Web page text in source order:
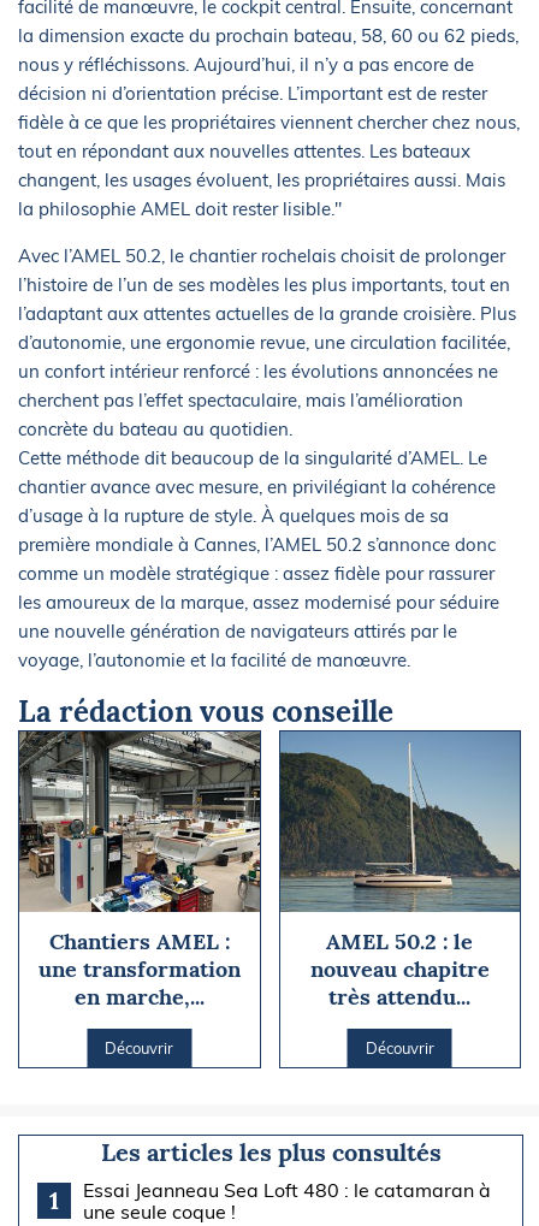
facilité de manœuvre, le cockpit central. Ensuite, concernant
la dimension exacte du prochain bateau, 58, 60 ou 62 pieds,
nous y réfléchissons. Aujourd’hui, il n’y a pas encore de
décision ni d’orientation précise. L’important est de rester
fidèle à ce que les propriétaires viennent chercher chez nous,
tout en répondant aux nouvelles attentes. Les bateaux
changent, les usages évoluent, les propriétaires aussi. Mais
la philosophie AMEL doit rester lisible."
Avec l’AMEL 50.2, le chantier rochelais choisit de prolonger
l’histoire de l’un de ses modèles les plus importants, tout en
l’adaptant aux attentes actuelles de la grande croisière. Plus
d’autonomie, une ergonomie revue, une circulation facilitée,
un confort intérieur renforcé : les évolutions annoncées ne
cherchent pas l’effet spectaculaire, mais l’amélioration
concrète du bateau au quotidien.
Cette méthode dit beaucoup de la singularité d’AMEL. Le
chantier avance avec mesure, en privilégiant la cohérence
d’usage à la rupture de style. À quelques mois de sa
première mondiale à Cannes, l’AMEL 50.2 s’annonce donc
comme un modèle stratégique : assez fidèle pour rassurer
les amoureux de la marque, assez modernisé pour séduire
une nouvelle génération de navigateurs attirés par le
voyage, l’autonomie et la facilité de manœuvre.
La rédaction vous conseille
Chantiers AMEL :
une transformation
en marche,...
Découvrir
AMEL 50.2 : le
nouveau chapitre
très attendu...
Découvrir
Les articles les plus consultés
1
Essai Jeanneau Sea Loft 480 : le catamaran à
une seule coque !